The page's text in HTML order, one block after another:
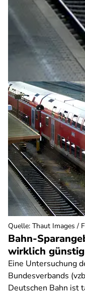
Bahn-
wirklich
Eine Untersuchung
Bundesverbands
Deutschen Bahn ist
Quelle: Thaut Images /